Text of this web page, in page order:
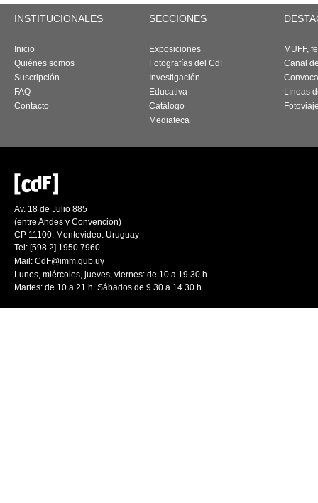
INSTITUCIONALES SECCIONES
Inicio
Quiénes somos
Suscripción
FAQ
Contacto
Exposiciones
Fotografías del CdF
Investigación
Educativa
Catálogo
Mediateca
MUFF,
Canal
Líneas
Av. 18 de Julio 885
(entre Andes y Convención)
CP 11100. Montevideo. Uruguay
Tel: [598 2] 1950 7960
Mail: CdF@imm.gub.uy
Lunes, miércoles, jueves, viernes: de 10 a 19.30 h.
Martes: de 10 a 21 h. Sábados de 9.30 a 14.30 h.